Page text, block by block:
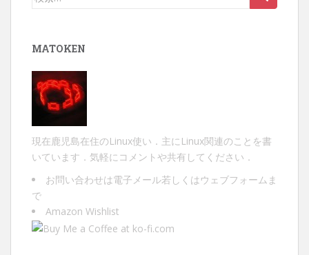
MATOKEN
現在鹿児島在住のLinux使い．主にLinux関連のことを書
いています．気軽にコメントや共有してください．
お問い合わせは電子メール若しくは ウェブフォーム ま
で
Amazon Wishlist